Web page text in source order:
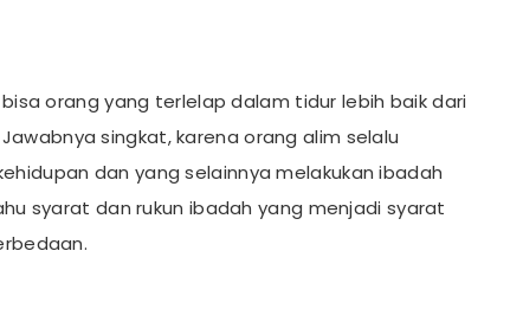
orang yang terlelap dalam tidur lebih baik dari
singkat, karena orang alim selalu
dan yang selainnya melakukan ibadah
syarat dan rukun ibadah yang menjadi syarat